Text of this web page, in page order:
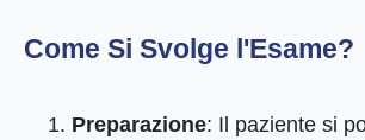
Come Si Svolge l'Esame?
Preparazione: Il paziente si